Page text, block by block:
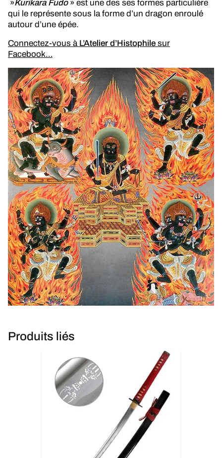
»Kurikara Fudo» est une des ses formes particulière
qui le représente sous la forme d’un dragon enroulé
autour d’une épée.
Connectez-vous à L’Atelier d’Histophile sur
Facebook…
Produits liés